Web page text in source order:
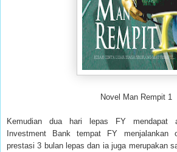
Nove Man Rempit 1
Kemudian dua hari lepas FY mendapat
Investment Bank tempat FY menjalankan
prestasi 3 bulan lepas dan ia juga merupakan